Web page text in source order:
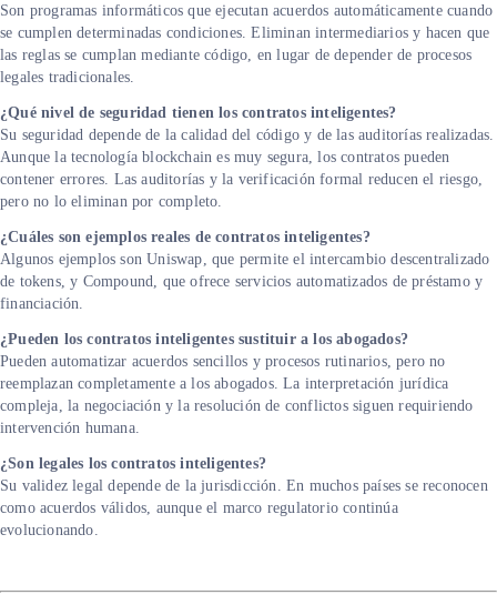
Son programas informáticos que ejecutan acuerdos automáticamente cuando
se cumplen determinadas condiciones. Eliminan intermediarios y hacen que
las reglas se cumplan mediante código, en lugar de depender de procesos
legales tradicionales.
¿Qué nivel de seguridad tienen los contratos inteligentes?
Su seguridad depende de la calidad del código y de las auditorías realizadas.
Aunque la tecnología blockchain es muy segura, los contratos pueden
contener errores. Las auditorías y la verificación formal reducen el riesgo,
pero no lo eliminan por completo.
¿Cuáles son ejemplos reales de contratos inteligentes?
Algunos ejemplos son Uniswap, que permite el intercambio descentralizado
de tokens, y Compound, que ofrece servicios automatizados de préstamo y
financiación.
¿Pueden los contratos inteligentes sustituir a los abogados?
Pueden automatizar acuerdos sencillos y procesos rutinarios, pero no
reemplazan completamente a los abogados. La interpretación jurídica
compleja, la negociación y la resolución de conflictos siguen requiriendo
intervención humana.
¿Son legales los contratos inteligentes?
Su validez legal depende de la jurisdicción. En muchos países se reconocen
como acuerdos válidos, aunque el marco regulatorio continúa
evolucionando.